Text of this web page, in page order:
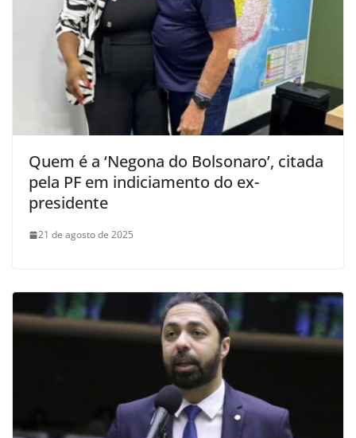
Quem é a ‘Negona do Bolsonaro’, citada
pela PF em indiciamento do ex-
presidente
21 de agosto de 2025